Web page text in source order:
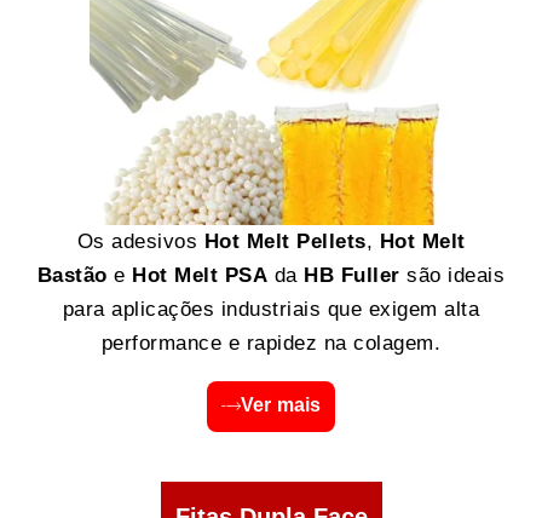
Os adesivos Hot Melt Pellets, Hot Melt
Bastão e Hot Melt PSA da HB Fuller são ideais
para aplicações industriais que exigem alta
performance e rapidez na colagem.
Ver mais